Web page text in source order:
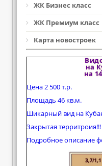
ЖК Бизнес класс
ЖК Премиум класс
Карта новостроек
на
на
Цена 2 500 т.р.
Площадь 46 кв.м.
Шикарный вид на
Закрытая территроия!!!
Подробное описание